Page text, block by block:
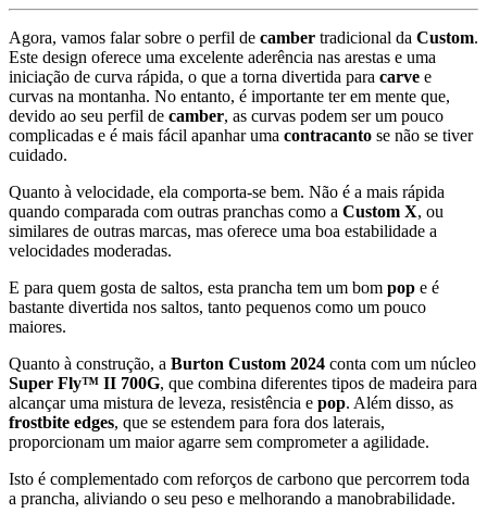
Agora, vamos falarsobre o perfil de camber tradicional da Custom.
Este design oferece uma excelente aderência nas arestas e uma
iniciação de curva rápida, o que a torna divertida para carve e
curvas na montanha. No entanto, é importante terem mente que,
devido ao seu perfil de camber, as curvas podem serum pouco
complicadas e é mais fácil apanharuma contracanto se não se tiver
cuidado.
Quanto à velocidade, ela comporta-se bem. Não é a mais rápida
quando comparada com outras pranchas como a Custom X, ou
similares de outras marcas, mas oferece uma boa estabilidade a
velocidades moderadas.
E para quem gosta de saltos, esta prancha tem um bom pop e é
bastante divertida nos saltos, tanto pequenos como um pouco
maiores.
Quanto à construção, a Burton Custom 2024 conta com um núcleo
Super Fly™ II 700G, que combina diferentes tipos de madeira para
alcançaruma mistura de leveza, resistência e pop. Além disso, as
frostbite edges, que se estendem para fora dos laterais,
proporcionam um maioragarre sem comprometera agilidade.
Isto é complementado com reforços de carbono que percorrem toda
a prancha, aliviando o seu peso e melhorando a manobrabilidade.